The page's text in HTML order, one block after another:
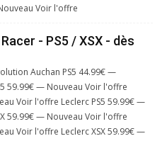
Voir l'offre
- PS5 / XSX - dès
Auchan PS5 44.99€ —
59.99€ — Nouveau Voir l'offre
Voir l'offre Leclerc PS5 59.99€ —
59.99€ — Nouveau Voir l'offre
Voir l'offre Leclerc XSX 59.99€ —